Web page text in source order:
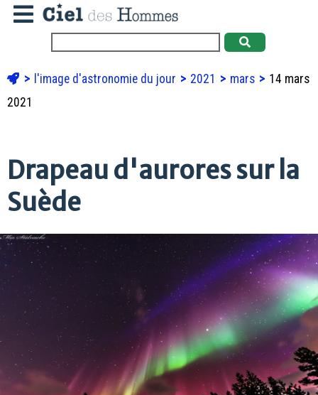
l'image d'astronomie du jour 2021 mars
14 mars
2021
Drapeau d'aurores sur la
Suède